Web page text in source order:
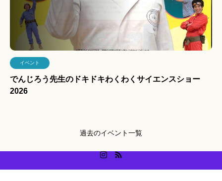
イベント
でんじろう先生のドキドキわくわくサイエンスショー
2026
過去のイベント一覧